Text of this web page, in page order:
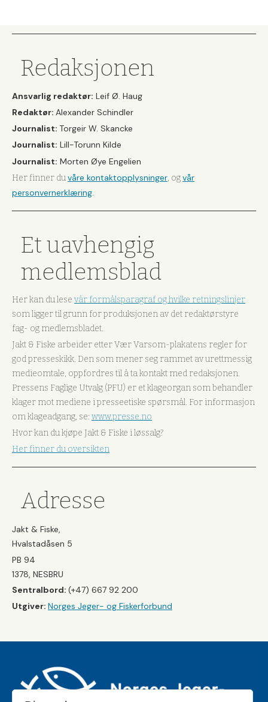
Redaksjonen
Ansvarlig redaktør: Leif Ø. Haug
Redaktør: Alexander Schindler
Journalist: Torgeir W. Skancke
Journalist: Lill-Torunn Kilde
Journalist: Morten Øye Engelien
Her finner duvåre kontaktopplysninger, ogvår
personvernerklæring.
Et uavhengig
medlemsblad
Her kan du lese vår formålsparagraf og hvilke retningslinjer
som ligger til grunn for produksjonen av det redaktørstyre
fag- og medlemsbladet.
Jakt & Fiske arbeider etter Vær Varsom-plakatens regler for
god presseskikk. Den som mener seg rammet av urettmessig
medieomtale, oppfordres til å ta kontakt med redaksjonen.
Pressens Faglige Utvalg (PFU) er et klageorgan som behandler
klager mot mediene i presseetiske spørsmål. For informasjon
om klageadgang, se: www.presse.no
Hvor kan du kjøpe Jakt & Fiske i løssalg?
Her finner du oversikten
Adresse
Jakt & Fiske,
Hvalstadåsen 5
PB 94
1378, NESBRU
Sentralbord: (+47) 667 92 200
Utgiver: Norges Jeger- og Fiskerforbund